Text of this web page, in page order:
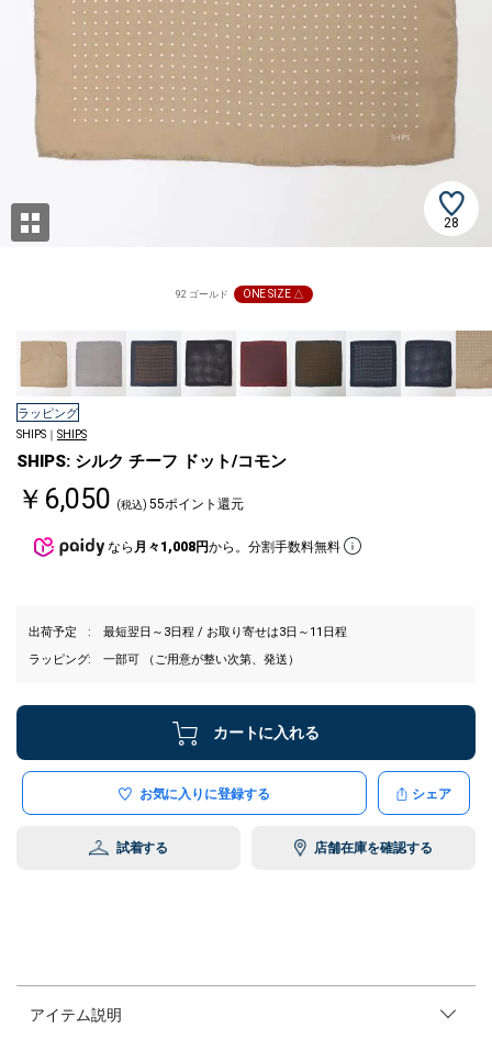
28
92 ゴールド ONE SIZE △
ラッピング
SHIPS｜ SHIPS
SHIPS: シルク チーフ ドット/コモン
￥6,050 (税込) 55ポイント還元
なら 月々1,008円から。分割手数料無料
出荷予定
最短翌日～3日程 / お取り寄せは3日～11日程
ラッピング
一部可 （ご用意が整い次第、発送）
カートに入れる
お気に入りに登録する シェア
試着する 店舗在庫を確認する
アイテム説明